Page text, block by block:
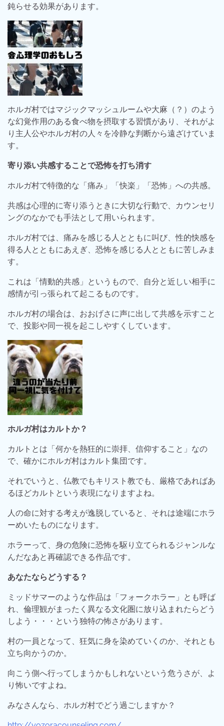
鈍らせる効果があります。
ホルガ村ではマジックマッシュルームや大麻（？）のよう
な幻覚作用のある食べ物を摂取する習慣があり、それがよ
り主人公やホルガ村の人々を冷静な判断から遠ざけていま
す。
寄り添い共感することで恐怖を打ち消す
ホルガ村で特徴的な「痛み」「快楽」「恐怖」への共感。
共感は心理的に寄り添うときに大切な行動で、カウンセリ
ングのなかでも手法として用いられます。
ホルガ村では、痛みを感じる人とともに叫び、性的快感を
得る人とともにあえぎ、恐怖を感じる人とともに苦しみま
す。
これは「情動的共感」というもので、自分と近しい相手に
感情が引っ張られて起こるものです。
ホルガ村の場合は、おおげさに声に出して共感を示すこと
で、投影や同一視を起こしやすくしています。
ホルガ村はカルトか？
カルトとは「何かを熱狂的に崇拝、信仰すること」なの
で、確かにホルガ村はカルト集団です。
それでいうと、仏教でもキリスト教でも、厳格であればあ
るほどカルトという表現になりますよね。
人の命に対する考えが逸脱していると、それは途端にホラ
ーめいたものになります。
ホラーって、身の危険に恐怖を駆り立てられるジャンルな
んだなあと再確認できる作品です。
あなたならどうする？
ミッドサマーのような作品は「フォークホラー」とも呼ば
れ、倫理観がまったく異なる文化圏に放り込まれたらどう
しよう・・・という独特の怖さがあります。
村の一員となって、狂気に身を染めていくのか、それとも
立ち向かうのか。
向こう側へ行ってしまうかもしれないという危うさが、よ
り怖いですよね。
みなさんなら、ホルガ村でどう過ごしますか？